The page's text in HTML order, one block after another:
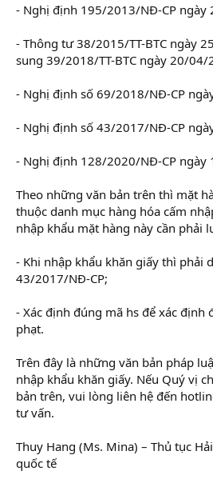
- Nghị định 195/2013/NĐ-CP ngày
- Thông tư 38/2015/TT-BTC ngày
sung 39/2018/TT-BTC ngày 20/04/
- Nghị định số 69/2018/NĐ-CP
- Nghị định số 43/2017/NĐ-CP
- Nghị định 128/2020/NĐ-CP ngày
Theo những văn bản trên thì mặt
thuộc danh mục hàng hóa cấm
nhập khẩu mặt hàng này cần phải
- Khi nhập khẩu khăn giấy thì phải
43/2017/NĐ-CP;
- Xác định đúng mã hs để xác định
phạt.
Trên đây là những văn bản pháp
nhập khẩu khăn giấy. Nếu Quý vị
bản trên, vui lòng liên hệ đến
tư vấn.
Thuy Hang (Ms. Mina) – Thủ tục
quốc tế